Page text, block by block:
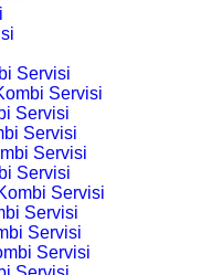
Servisi
Servisi
Servisi
Servisi
Servisi
Servisi
Servisi
Servisi
Servisi
Servisi